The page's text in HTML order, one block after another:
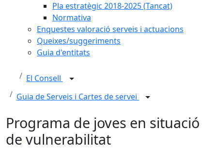
Pla estratègic 2018-2025 (Tancat)
Normativa
Enquestes valoració serveis i actuacions
Queixes/suggeriments
Guia d'entitats
El Consell
Guia de Serveis i Cartes de servei
Programa de joves en situació
de vulnerabilitat